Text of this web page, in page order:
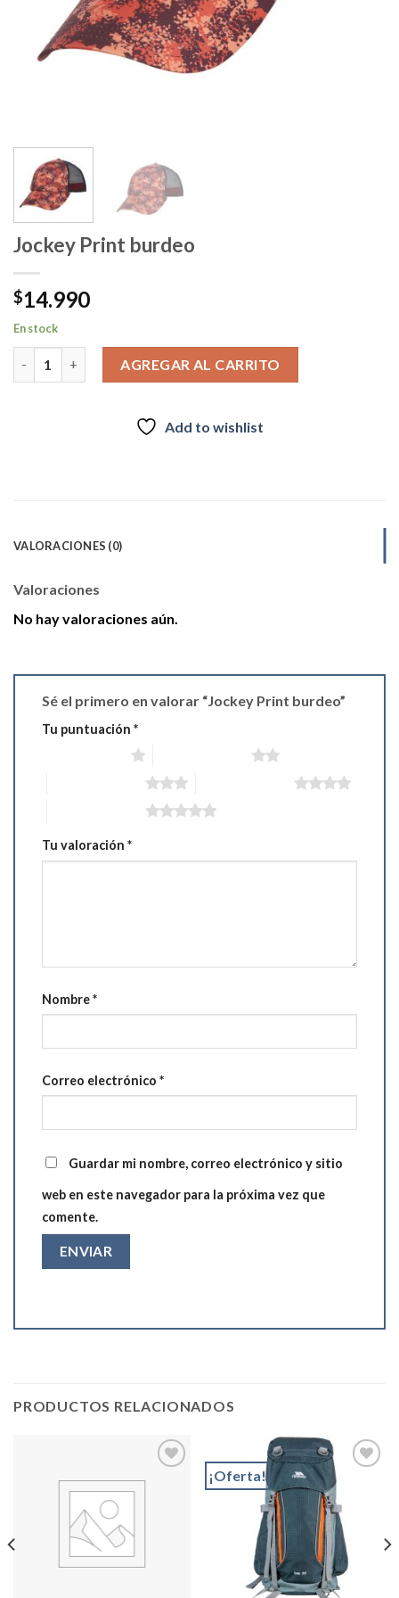
Jockey Print burdeo
$14.990
En stock
AGREGAR AL CARRITO
Add to wishlist
VALORACIONES (0)
Valoraciones
No hay valoraciones aún.
Sé el primero en valorar “Jockey Print burdeo”
Tu puntuación *
Tu valoración *
Nombre*
Correo electrónico *
Guardar mi nombre, correo electrónico y sitio
web en este navegador para la próxima vez que
comente.
PRODUCTOS RELACIONADOS
¡Oferta!
wishlist